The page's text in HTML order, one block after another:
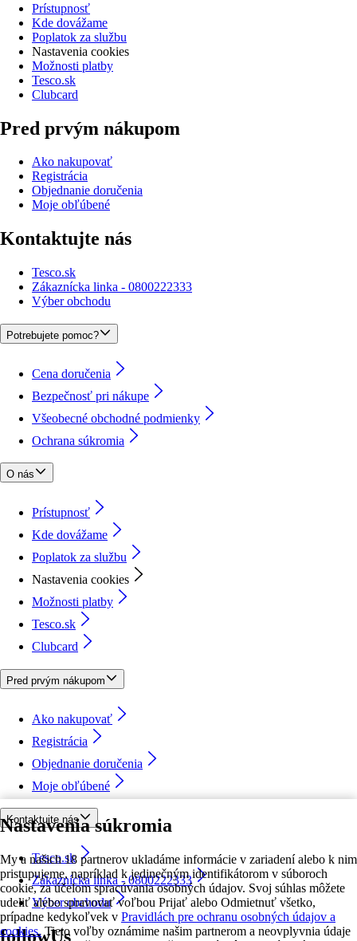
Nastavenia súkromia
My a našich 18 partnerov ukladáme informácie v zariadení alebo k nim
pristupujeme, napríklad k jedinečným identifikátorom v súboroch
cookie, za účelom spracúvania osobných údajov. Svoj súhlas môžete
udeliť alebo spravovať voľbou Prijať alebo Odmietnuť všetko,
prípadne kedykoľvek v Pravidlách pre ochranu osobných údajov a
cookies. Tieto voľby oznámime našim partnerom a neovplyvnia údaje
Prístupnosť
Kde dovážame
Poplatok za službu
Nastavenia cookies
Možnosti platby
Tesco.sk
Clubcard
Pred prvým nákupom
Ako nakupovať
Registrácia
Objednanie doručenia
Moje obľúbené
Kontaktujte nás
Tesco.sk
Zákaznícka linka - 0800222333
Výber obchodu
Potrebujete pomoc?
Cena doručenia
Bezpečnosť pri nákupe
Všeobecné obchodné podmienky
Ochrana súkromia
O nás
Prístupnosť
Kde dovážame
Poplatok za službu
Nastavenia cookies
Možnosti platby
Tesco.sk
Clubcard
Pred prvým nákupom
Ako nakupovať
Registrácia
Objednanie doručenia
Moje obľúbené
Kontaktujte nás
Tesco.sk
Zákaznícka linka - 0800222333
Výber obchodu
followUs